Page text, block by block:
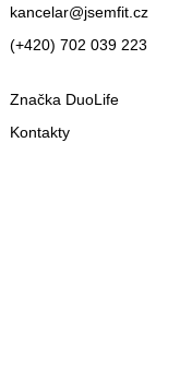
kancelar@jsemfit.cz
(+420) 702 039 223
Značka DuoLife
Kontakty